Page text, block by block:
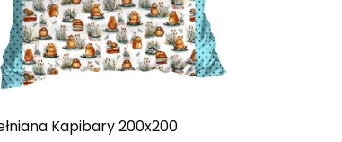
Kapibary 200x200